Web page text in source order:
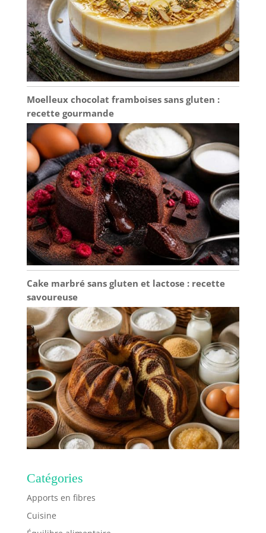
cassés
Moelleux chocolat framboises sans gluten :
recette gourmande
Cake marbré sans gluten et lactose : recette
savoureuse
Catégories
Apports en fibres
Cuisine